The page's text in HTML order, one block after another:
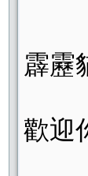
霹靂
歡迎